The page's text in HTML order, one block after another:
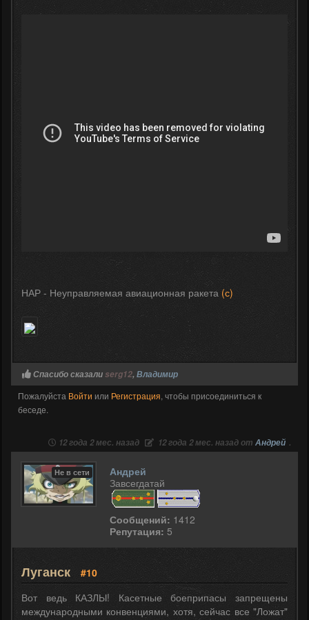
НАР - Неуправляемая авиационная ракета (с)
Спасибо сказалиserg12, Владимир
Пожалуйста Войти или Регистрация, чтобы присоединиться к
беседе.
12 года 2 мес. назад 12 года 2 мес. назад от Андрей .
Не в сети
Андрей
Завсегдатай
Сообщений: 1412
Репутация: 5
Луганск
#10
Вот ведь КАЗЛЫ! Касетные боеприпасы запрещены
международными конвенциями, хотя, сейчас все "Ложат"